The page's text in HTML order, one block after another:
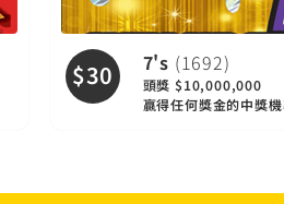
$30 7's (1692)
頭獎 $10,000,000
贏得任何獎金的中獎